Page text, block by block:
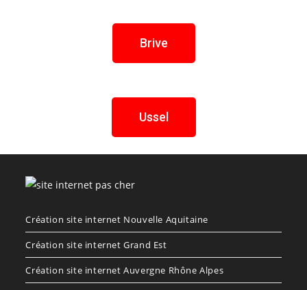
Brive
Ussel
Création site internet Nouvelle Aquitaine
Création site internet Grand Est
Création site internet Auvergne Rhône Alpes